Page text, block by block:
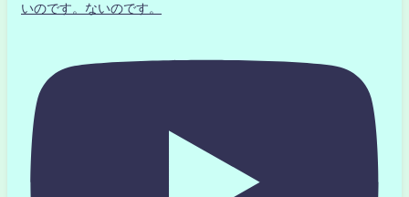
いのです。ないのです。